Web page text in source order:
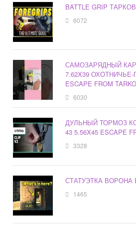
BATTLE GRIP
6072
САМОЗАРЯДНЫЙ
7.62X39
ESCAPE FROM
6030
ДУЛЬНЫЙ ТОРМОЗ
43 5.56X45 ESCAPE
3328
СТАТУЭТКА ВОРОНА
1465